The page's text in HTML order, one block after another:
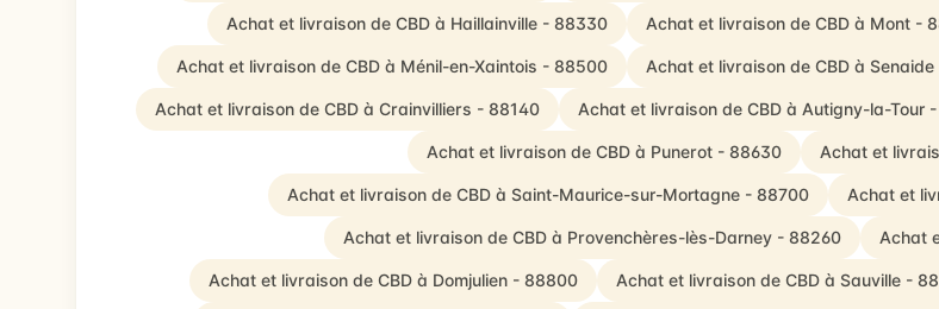
Achat et livraison de CBD à Haillainville - 88330 Achat et livraison de CBD à Mont -
Achat et livraison de CBD à Ménil-en-Xaintois - 88500 Achat et livraison de CBD à
Achat et livraison de CBD à Crainvilliers - 88140 Achat et livraison de CBD à Autigny-la-Tour
Achat et livraison de CBD à Punerot - 88630 Achat et
Achat et livraison de CBD à Saint-Maurice-sur-Mortagne - 88700 Achat et
Achat et livraison de CBD à Provenchères-lès-Darney - 88260 Achat
Achat et livraison de CBD à Domjulien - 88800 Achat et livraison de CBD à Sauville -